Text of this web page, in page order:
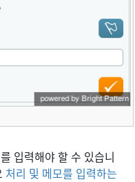
입력해야 할 수 있습니
처리 및 메모를 입력하는